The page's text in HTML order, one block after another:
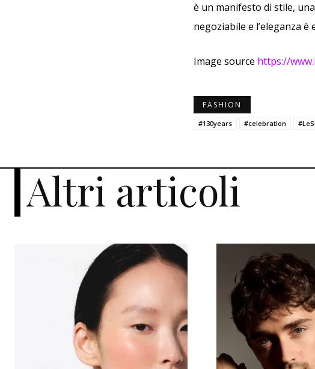
è un manifesto di stile,
negoziabile e l’eleganza è
Image source https://
FASHION
#130years #celebration
Altri articoli